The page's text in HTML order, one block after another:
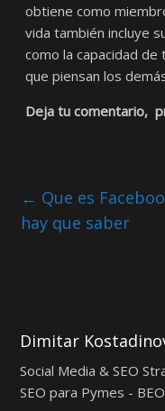
obtiene como
vida también incluye
como la capacidad
que piensan los
Deja tu comentario,
← Que es
hay que saber
Dimitar
Social Media & SEO
SEO para Pymes -